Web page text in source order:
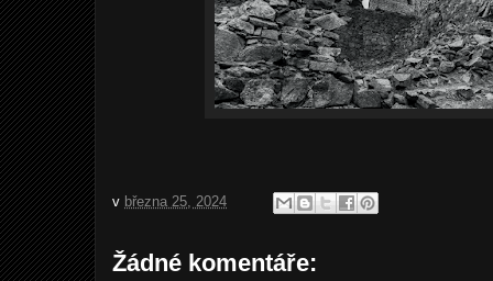
v března 25, 2024
Žádné komentáře: